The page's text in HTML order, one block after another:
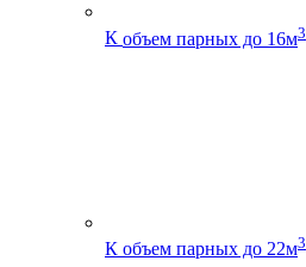
К объем парных до 16м3
К объем парных до 22м3